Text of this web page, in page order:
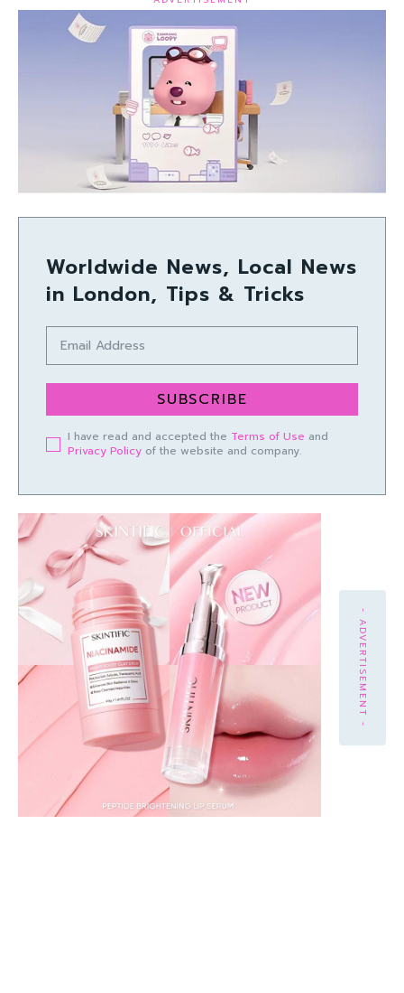
Worldwide News, Local News
in London, Tips & Tricks
SUBSCRIBE
I have read and accepted the Terms of Use and
Privacy Policy of the website and company.
- ADVERTISEMENT -